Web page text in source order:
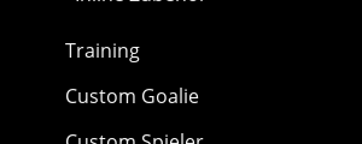
Training
Custom Goalie